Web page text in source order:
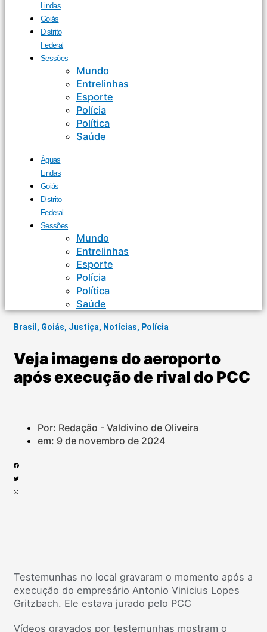
Lindas
Goiás
Distrito
Federal
Sessões
Mundo
Entrelinhas
Esporte
Polícia
Política
Saúde
Águas
Lindas
Goiás
Distrito
Federal
Sessões
Mundo
Entrelinhas
Esporte
Polícia
Política
Saúde
Brasil , Goiás, Justiça, Notícias, Polícia
Veja imagens do aeroporto
após execução de rival do PCC
Por: Redação - Valdivino de Oliveira
em: 9 de novembro de 2024
Testemunhas no local gravaram o momento após a
execução do empresário Antonio Vinicius Lopes
Gritzbach. Ele estava jurado pelo PCC
Vídeos gravados por testemunhas mostram o